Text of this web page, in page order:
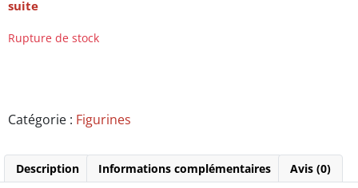
suite
Rupture de stock
Catégorie : Figurines
Description Informations complémentaires Avis (0)